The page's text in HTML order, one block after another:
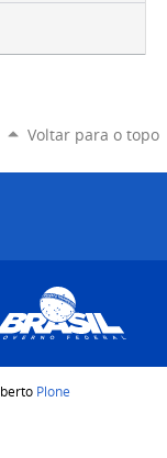
Voltar para o topo
Plone